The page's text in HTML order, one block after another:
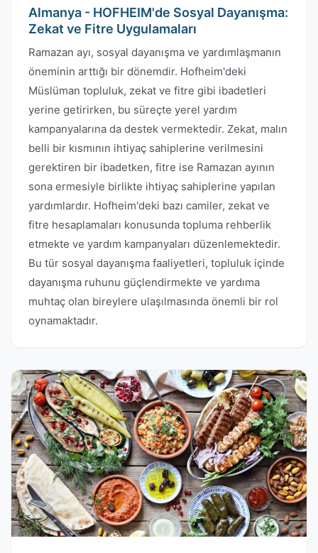
Almanya - HOFHEIM'de Sosyal Dayanışma:
Zekat ve Fitre Uygulamaları
Ramazan ayı, sosyal dayanışma ve yardımlaşmanın
öneminin arttığı bir dönemdir. Hofheim'deki
Müslüman topluluk, zekat ve fitre gibi ibadetleri
yerine getirirken, bu süreçte yerel yardım
kampanyalarına da destek vermektedir. Zekat, malın
belli bir kısmının ihtiyaç sahiplerine verilmesini
gerektiren bir ibadetken, fitre ise Ramazan ayının
sona ermesiyle birlikte ihtiyaç sahiplerine yapılan
yardımlardır. Hofheim'deki bazı camiler, zekat ve
fitre hesaplamaları konusunda topluma rehberlik
etmekte ve yardım kampanyaları düzenlemektedir.
Bu tür sosyal dayanışma faaliyetleri, topluluk içinde
dayanışma ruhunu güçlendirmekte ve yardıma
muhtaç olan bireylere ulaşılmasında önemli bir rol
oynamaktadır.